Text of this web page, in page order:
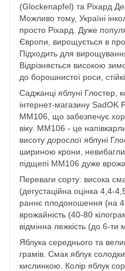
(Glockenapfel) та Ріхард
Можливо тому, Україні
просто Ріхард. Дуже
Європи, вирощується в
Підходить для
Відрізняється високою
до борошнистої роси,
Саджанці яблуні Глостер,
інтернет-магазину SadOK
ММ106, що забезпечує
віку. ММ106 - це
висоту дорослої яблуні
шириною крони,
підщепі ММ106 дуже
Переваги сорту: висока
(дегустаційна оцінка 4,4-
раннє плодоношення (на 4-
врожайність (40-80
відмінна лежкість (до 6-ти
Яблука середнього та
грамів. Смак яблук
кислинкою. Колір яблук